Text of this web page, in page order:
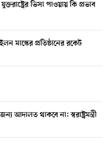
ভিসা পাওয়ায় কি প্রভাব
মাস্কের প্রতিষ্ঠানের রকেট
আদালত থাকবে না: স্বরাষ্ট্রমন্ত্রী